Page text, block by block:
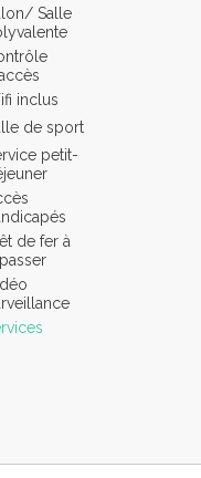
Salle
inclus
de sport
petit-
de fer à